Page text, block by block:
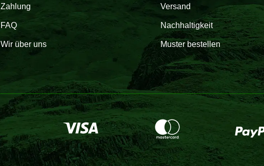
Zahlung Versand
FAQ Nachhaltigkeit
Wir über uns Muster bestellen